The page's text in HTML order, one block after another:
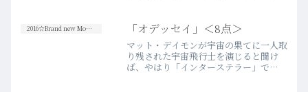
してあまりにも切ない。「平和」は、家
族という人間関係のかけが…more
2016☆Brand new Movies 「オデッセイ」＜8点＞
マット・デイモンが宇宙の果てに一人取
り残された宇宙飛行士を演じると聞け
ば、やはり「インターステラー」で